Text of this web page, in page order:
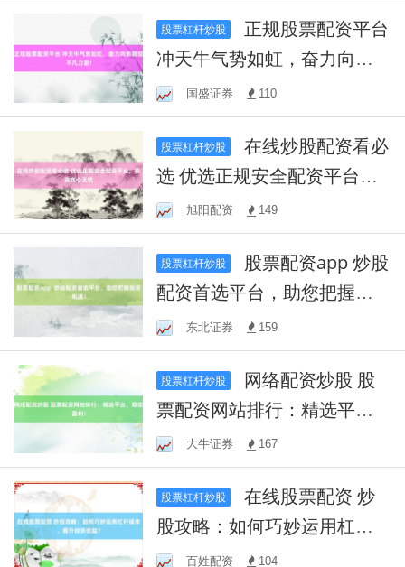
股票杠杆炒股
冲天牛气势如虹，奋力向前
展现不凡力量！
国盛证券 110
股票杠杆炒股
在线炒股配资看必
选 优选正规安全配资平台，
投资安心无忧
旭阳配资 149
股票杠杆炒股
配资首选平台，助您把握投
资机遇！
东北证券 159
股票杠杆炒股
票配资网站排行：精选平
台，助您盈利！
大牛证券 167
股票杠杆炒股
在线股票配资 炒
股攻略：如何巧妙运用杠杆
操作，提升投资收益？
百姓配资 104